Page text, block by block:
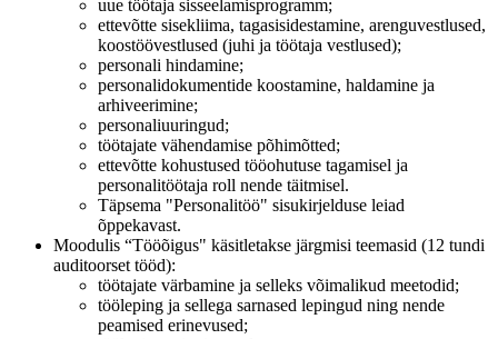
uue töötaja sisseelamisprogramm;
ettevõtte sisekliima, tagasisidestamine, arenguvestlused,
koostöövestlused (juhi ja töötaja vestlused);
personali hindamine;
personalidokumentide koostamine, haldamine ja
arhiveerimine;
personaliuuringud;
töötajate vähendamise põhimõtted;
ettevõtte kohustused tööohutuse tagamisel ja
personalitöötaja roll nende täitmisel.
Täpsema "Personalitöö" sisukirjelduse leiad
õppekavast.
Moodulis “Tööõigus" käsitletakse järgmisi teemasid (12 tundi
auditoorset tööd):
töötajate värbamine ja selleks võimalikud meetodid;
tööleping ja sellega sarnased lepingud ning nende
peamised erinevused;